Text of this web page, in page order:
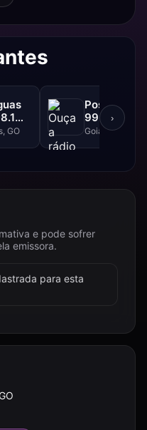
GO
Positiva
99.1 FM
Goiânia, GO
›
e pode sofrer
emissora.
para esta